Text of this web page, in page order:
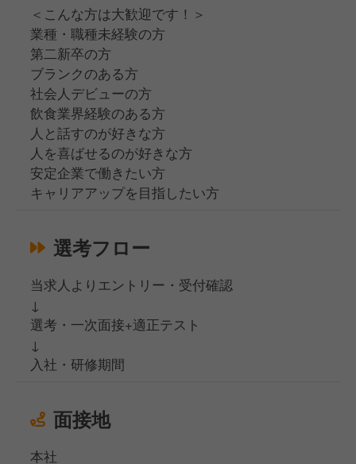
＜こんな方は大歓迎です！＞
業種・職種未経験の方
第二新卒の方
ブランクのある方
社会人デビューの方
飲食業界経験のある方
人と話すのが好きな方
人を喜ばせるのが好きな方
安定企業で働きたい方
キャリアアップを目指したい方
選考フロー
当求人よりエントリー・受付確認
↓
選考・一次面接+適正テスト
↓
入社・研修期間
面接地
本社